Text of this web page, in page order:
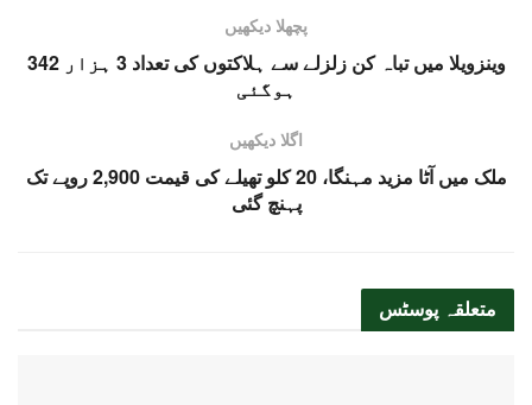
پچھلا دیکھیں
وینزویلا میں تباہ کن زلزلے سے ہلاکتوں کی تعداد 3 ہزار 342
ہوگئی
اگلا دیکھیں
ملک میں آٹا مزید مہنگا، 20 کلو تھیلے کی قیمت 2,900 روپے تک
پہنچ گئی
متعلقہ پوسٹس